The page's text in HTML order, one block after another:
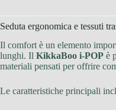
Seduta ergonomica e tessuti
Il comfort è un elemento
lunghi. Il KikkaBoo i-POP è
materiali pensati per offrire
Le caratteristiche principali